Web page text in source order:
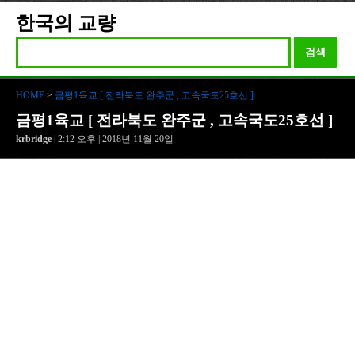
한국의 교량
검색
HOME > 금평1육교 [ 전라북도 완주군 , 고속국도25호선 ]
금평1육교 [ 전라북도 완주군 , 고속국도25호선 ]
krbridge | 2:12 오후 | 2018년 11월 20일